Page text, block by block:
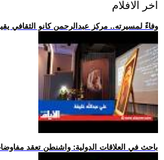
اخر الافلام
.. وفاءً لمسيرته.. مركز عبدالرحمن كانو الثقافي
.. باحث في العلاقات الدولية: واشنطن تعقد